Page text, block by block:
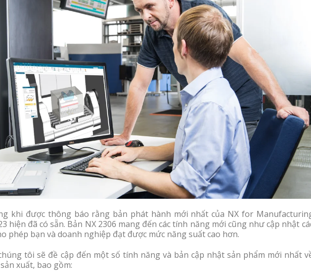
khi được thông báo rằng bản phát hành mới nhất của NX for
hiện đã có sẵn. Bản NX 2306 mang đến các tính năng mới cũng như cập nhật
phép bạn và doanh nghiệp đạt được mức năng suất cao hơn.
tôi sẽ đề cập đến một số tính năng và bản cập nhật sản phẩm mới nhất
xuất, bao gồm: